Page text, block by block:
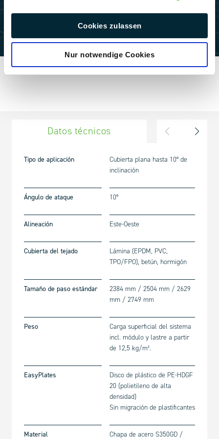
Cookies zulassen
Nur notwendige Cookies
Datos técnicos
Tipo de aplicación
Cubierta plana hasta 10° de
inclinación
Ángulo de ataque 10°
Alineación Este-Oeste
Cubierta del tejado
Lámina (EPDM, PVC,
TPO/FPO), betún, hormigón
Tamaño de paso estándar
2384 mm / 2504 mm / 2629
mm / 2749 mm
Peso
Carga superficial del sistema
incl. módulo y lastre a partir
de 12,5 kg/m².
EasyPlates Disco de plástico de PE-HDGF
20 (polietileno de alta
densidad)
Sin migración de plastificantes
Material Chapa de acero S350GD /